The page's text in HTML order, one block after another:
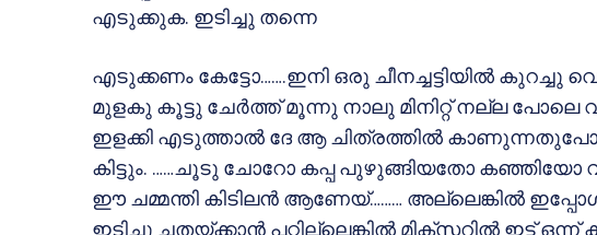
എടുക്കുക. ഇടിച്ചു തന്നെ
എടുക്കണം കേട്ടോ…….ഇനി ഒരു ചീനച്ചട്ടിയില്‍ കുറച്ചു
മുളകു കൂട്ടു ചേര്‍ത്ത് മൂന്നു നാലു മിനിറ്റ് നല്ല പോലെ
ഇളക്കി എടുത്താല്‍ ദേ ആ ചിത്രത്തില്‍
കിട്ടും. ……ചൂടു ചോറോ കപ്പ പുഴുങ്ങിയതോ
ഈ ചമ്മന്തി കിടിലന്‍ ആണേയ്……… അല്ലെങ്കില്‍
ഇടിച്ചു ചതയ്ക്കാന്‍ പറ്റില്ലെങ്കില്‍ മിക്‌സറില്‍ ഇട്ട് ഒന്ന്